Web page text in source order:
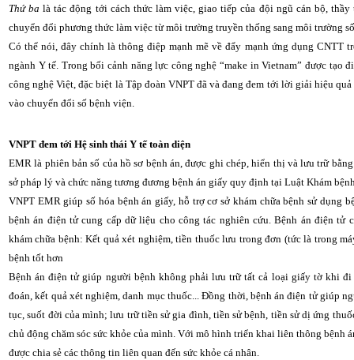
Thứ ba là tác động tới cách thức làm việc, giao tiếp của đội ngũ cán bộ,
chuyển đổi phương thức làm việc từ môi trường truyền thống sang môi trường
Có thể nói, đây chính là thông điệp mạnh mẽ về đẩy mạnh ứng dụng CNTT
ngành Y tế. Trong bối cảnh năng lực công nghệ “make in Vietnam” được tạo
công nghệ Việt, đặc biệt là Tập đoàn VNPT đã và đang đem tới lời giải hiệu
vào chuyển đổi số bệnh viện.
VNPT đem tới Hệ sinh thái Y tế toàn diện
EMR là phiên bản số của hồ sơ bệnh án, được ghi chép, hiển thị và lưu trữ
sở pháp lý và chức năng tương đương bệnh án giấy quy định tại Luật Khám
VNPT EMR giúp số hóa bệnh án giấy, hỗ trợ cơ sở khám chữa bệnh sử dụng
bệnh án điện tử cung cấp dữ liệu cho công tác nghiên cứu. Bệnh án điện tử
khám chữa bệnh: Kết quả xét nghiệm, tiền thuốc lưu trong đơn (tức là trong
bệnh tốt hơn
Bệnh án điện tử giúp người bệnh không phải lưu trữ tất cả loại giấy tờ khi đi
đoán, kết quả xét nghiệm, danh mục thuốc... Đồng thời, bệnh án điện tử giúp
tục, suốt đời của mình; lưu trữ tiền sử gia đình, tiền sử bệnh, tiền sử dị ứng
chủ động chăm sóc sức khỏe của mình. Với mô hình triển khai liên thông bệnh
được chia sẻ các thông tin liên quan đến sức khỏe cá nhân.